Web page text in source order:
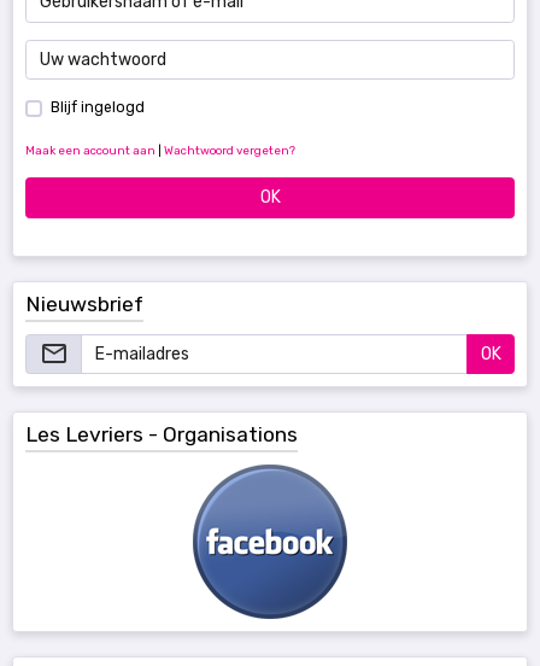
Blijf ingelogd
Maak een account aan Wachtwoord vergeten?
OK
Nieuwsbrief
OK
Les Levriers - Organisations